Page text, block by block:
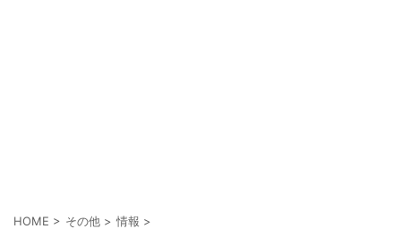
HOME > その他 > 情報 >